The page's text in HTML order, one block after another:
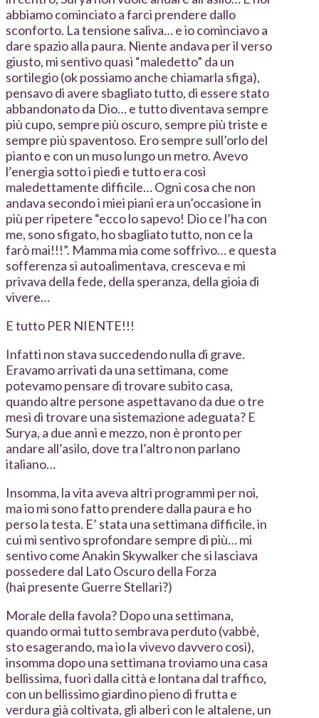
abbiamo cominciato a farci prendere dallo
sconforto. La tensione saliva… e io cominciavo a
dare spazio alla paura. Niente andava per il verso
giusto, mi sentivo quasi “maledetto” da un
sortilegio (ok possiamo anche chiamarla sfiga),
pensavo di avere sbagliato tutto, di essere stato
abbandonato da Dio… e tutto diventava sempre
più cupo, sempre più oscuro, sempre più triste e
sempre più spaventoso. Ero sempre sull’orlo del
pianto e con un muso lungo un metro. Avevo
l’energia sotto i piedi e tutto era così
maledettamente difficile… Ogni cosa che non
andava secondo i miei piani era un’occasione in
più per ripetere “ecco lo sapevo! Dio ce l’ha con
me, sono sfigato, ho sbagliato tutto, non ce la
farò mai!!!”. Mamma mia come soffrivo… e questa
sofferenza si autoalimentava, cresceva e mi
privava della fede, della speranza, della gioia di
vivere…
E tutto PER NIENTE!!!
Infatti non stava succedendo nulla di grave.
Eravamo arrivati da una settimana, come
potevamo pensare di trovare subito casa,
quando altre persone aspettavano da due o tre
mesi di trovare una sistemazione adeguata? E
Surya, a due anni e mezzo, non è pronto per
andare all’asilo, dove tra l’altro non parlano
italiano…
Insomma, la vita aveva altri programmi per noi,
ma io mi sono fatto prendere dalla paura e ho
perso la testa. E’ stata una settimana difficile, in
cui mi sentivo sprofondare sempre di più… mi
sentivo come Anakin Skywalker che si lasciava
possedere dal Lato Oscuro della Forza
(hai presente Guerre Stellari?)
Morale della favola? Dopo una settimana,
quando ormai tutto sembrava perduto (vabbè,
sto esagerando, ma io la vivevo davvero così),
insomma dopo una settimana troviamo una casa
bellissima, fuori dalla città e lontana dal traffico,
con un bellissimo giardino pieno di frutta e
verdura già coltivata, gli alberi con le altalene, un